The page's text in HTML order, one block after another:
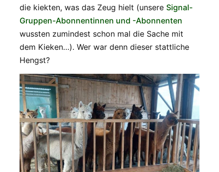
die kiekten, was das Zeug hielt (unsere Signal-
Gruppen-Abonnentinnen und -Abonnenten
wussten zumindest schon mal die Sache mit
dem Kieken…). Wer war denn dieser stattliche
Hengst?